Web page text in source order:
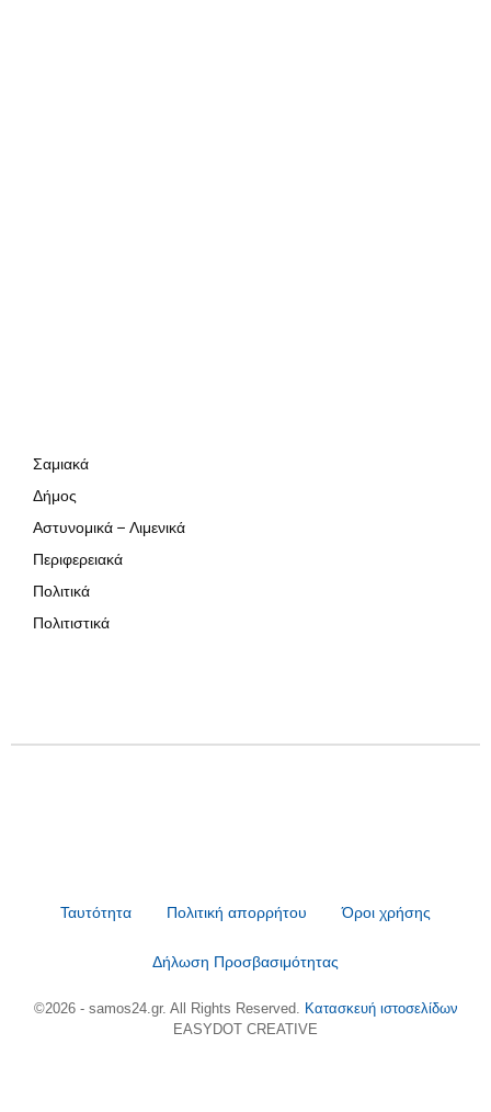
Σαμιακά
Δήμος
Αστυνομικά – Λιμενικά
Περιφερειακά
Πολιτικά
Πολιτιστικά
Ταυτότητα Πολιτική απορρήτου Όροι χρήσης
Δήλωση Προσβασιμότητας
©2026 - samos24.gr. All Rights Reserved. Κατασκευή ιστοσελίδων
EASYDOT CREATIVE